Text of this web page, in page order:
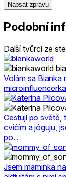
Napsat zprávu
Podobní
Další tvůrci ze
Volám sa Bianka
Cestuji po světě,
cvičím a jóguju,
po...
Jsem maminka